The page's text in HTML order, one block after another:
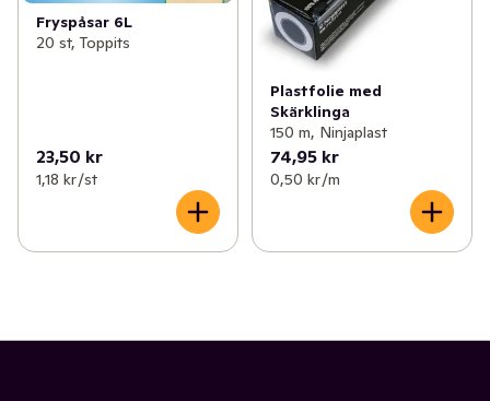
Fryspåsar 6L
20 st, Toppits
23,50 kr
1,18 kr /st
Plastfolie med
Skärklinga
150 m, Ninjaplast
74,95 kr
0,50 kr /m